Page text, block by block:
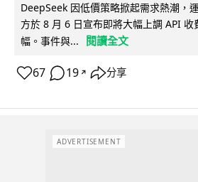
DeepSeek 因低價策略掀起需求熱潮，
方於 8 月 6 日宣布即將大幅上調 API 收
幅。事件與...
閱讀全文
67 19 ↗ 分享
ADVERTISEMENT